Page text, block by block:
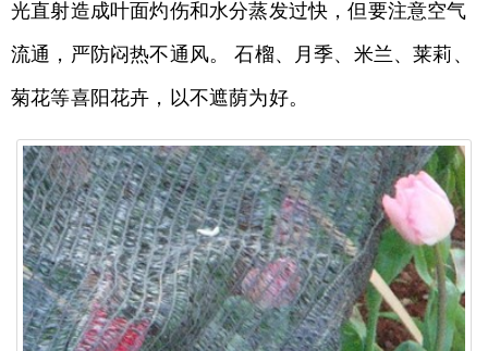
光直射造成叶面灼伤和水分蒸发过快，但要注意空气
流通，严防闷热不通风。 石榴、月季、米兰、莱莉、
菊花等喜阳花卉，以不遮荫为好。